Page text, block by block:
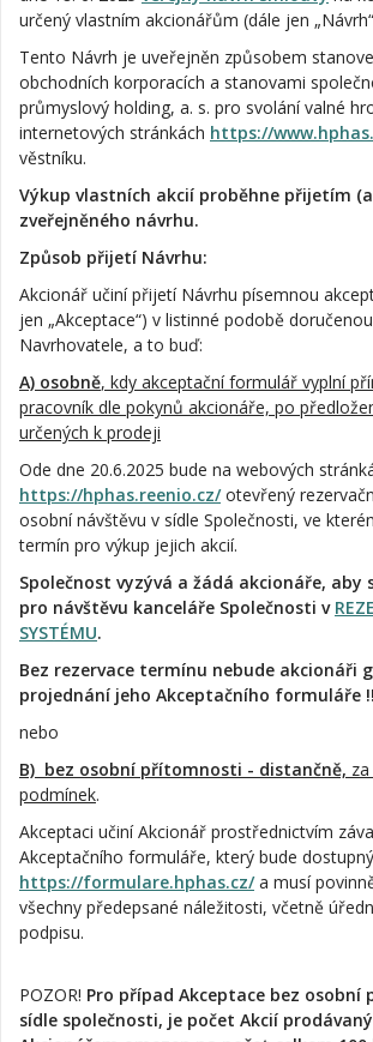
určený vlastním akcionářům (dále jen
Tento Návrh je uveřejněn způsobem
obchodních korporacích a stanovami
průmyslový holding, a. s. pro svolání valné
internetových stránkách https://
věstníku.
Výkup vlastních akcií proběhne přijetím
zveřejněného návrhu.
Způsob přijetí Návrhu:
Akcionář učiní přijetí Návrhu písemnou
jen „Akceptace“) v listinné podobě
Navrhovatele, a to buď:
A) osobně, kdy akceptační formulář vyplní
pracovník dle pokynů akcionáře, po
určených k prodeji
Ode dne 20.6.2025 bude na webových
https://hphas.reenio.cz/otevřený
osobní návštěvu v sídle Společnosti, ve
termín pro výkup jejich akcií.
Společnost vyzývá a žádá akcionáře, aby
pro návštěvu kanceláře Společnosti v
SYSTÉMU.
Bez rezervace termínu nebude akcionáři
projednání jeho Akceptačního formuláře
nebo
B) bez osobní přítomnosti - distančně,
podmínek.
Akceptaci učiní Akcionář prostřednictvím
Akceptačního formuláře, který bude dostupný
https://formulare.hphas.cz/a musí
všechny předepsané náležitosti, včetně
podpisu.
POZOR! Pro případ Akceptace bez
sídle společnosti, je počet Akcií